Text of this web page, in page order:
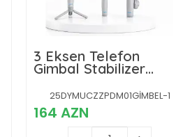
3 Eksen Telefon
Gimbal Stabilizer
Katlanabilir Dahili
Dolgu Işıklı Video
Sabitleyici
25DYMUCZZPDM01GİMBEL-1
164 AZN